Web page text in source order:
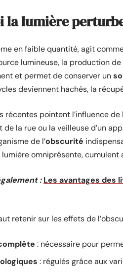
la lumière
en faible quantité, agit
lumineuse, la production de
et permet de conserver un
deviennent hachés, la
récentes pointent l’influence
de la rue ou la veilleuse d’un
de l’obscurité
lumière omniprésente,
: Les avantages des
retenir sur les effets de
: nécessaire pour
: régulés grâce aux